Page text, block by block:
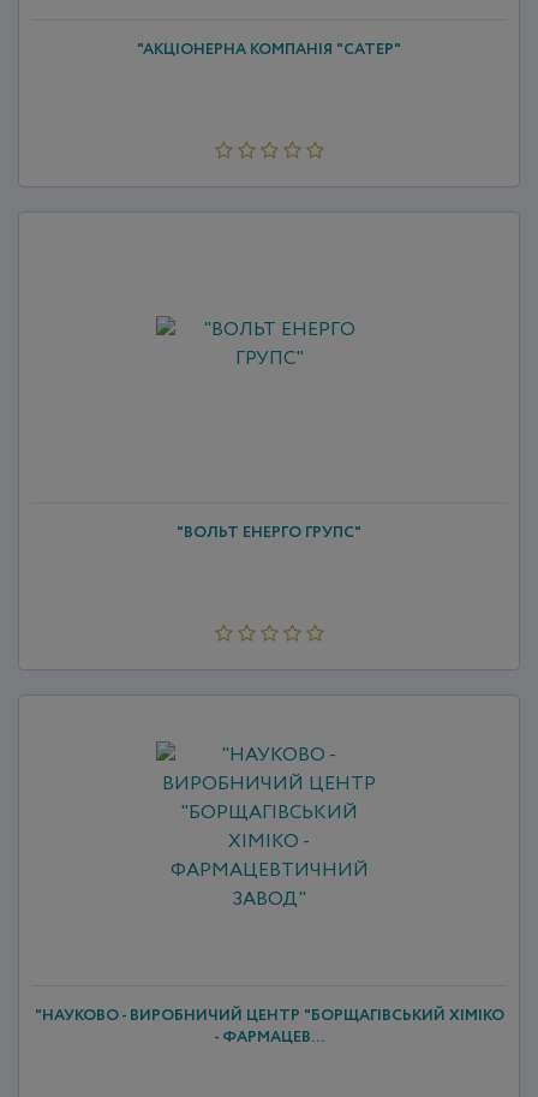
"АКЦІОНЕРНА КОМПАНІЯ "САТЕР"
"ВОЛЬТ ЕНЕРГО ГРУПС"
"НАУКОВО - ВИРОБНИЧИЙ ЦЕНТР "БОРЩАГІВСЬКИЙ ХІМІКО
- ФАРМАЦЕВ...